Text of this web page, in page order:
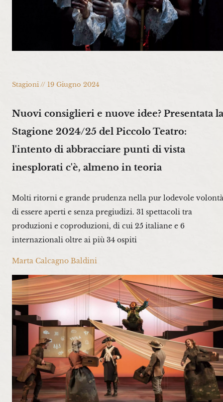
Nuovi consiglieri e nuove idee? Presentata la
Stagione 2024/25 del Piccolo Teatro:
l'intento di abbracciare punti di vista
inesplorati c'è, almeno in teoria
Molti ritorni e grande prudenza nella pur lodevole volontà
di essere aperti e senza pregiudizi. 31 spettacoli tra
produzioni e coproduzioni, di cui 25 italiane e 6
internazionali oltre ai più 34 ospiti
Marta Calcagno Baldini
Stagioni // 19 Giugno 2024